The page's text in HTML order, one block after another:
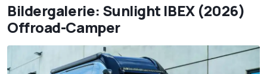
Bildergalerie: Sunlight IBEX (2026)
Offroad-Camper